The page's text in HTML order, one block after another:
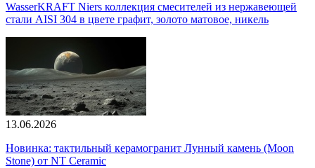
WasserKRAFT Niers коллекция смесителей из нержавеющей
стали AISI 304 в цвете графит, золото матовое, никель
13.06.2026
Новинка: тактильный керамогранит Лунный камень (Moon
Stone) от NT Ceramic